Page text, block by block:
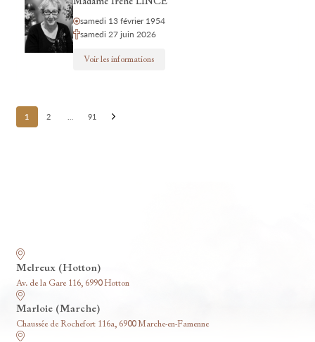
samedi 13 février 1954
samedi 27 juin 2026
Voir les informations
Posts
pagination
1 2 91
Melreux (Hotton)
Av. de la Gare 116, 6990 Hotton
Marloie (Marche)
Chaussée de Rochefort 116a, 6900 Marche-en-Famenne